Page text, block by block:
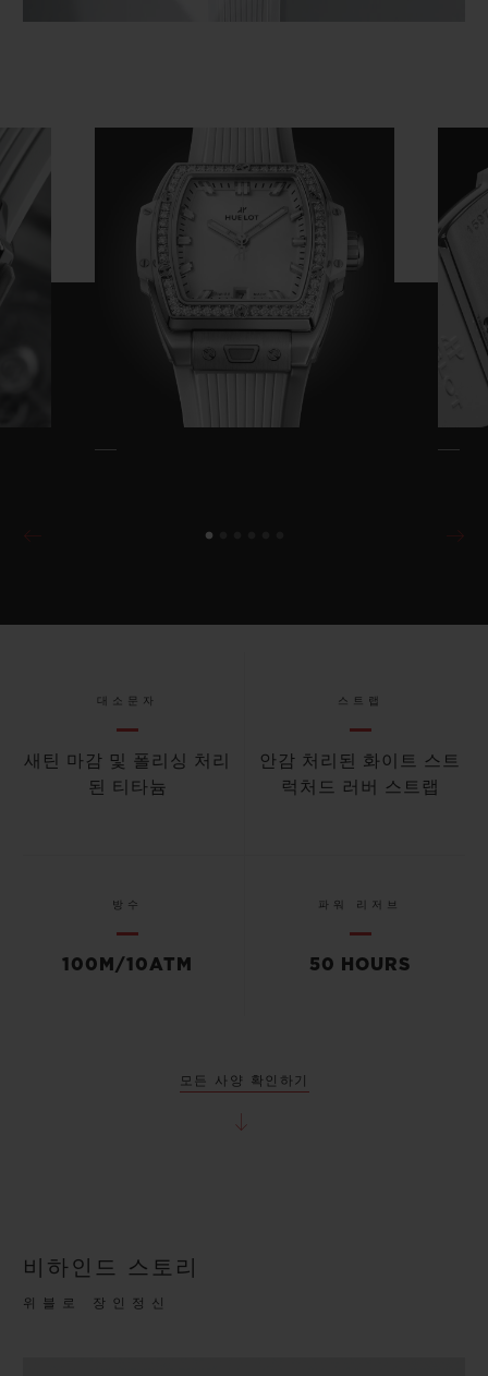
대소문자
새틴 마감 및 폴리싱 처리
된 티타늄
스트랩
안감 처리된 화이트 스트
럭처드 러버 스트랩
방수
100M/10ATM
파워 리저브
50 HOURS
모든 사양 확인하기
비하인드 스토리
위블로 장인정신